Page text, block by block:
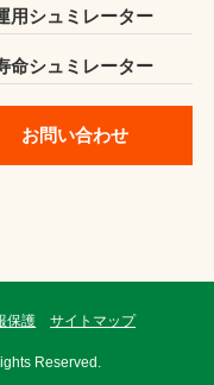
用シュミレーター
命シュミレーター
お問い合わせ
保護 サイトマップ
Reserved.